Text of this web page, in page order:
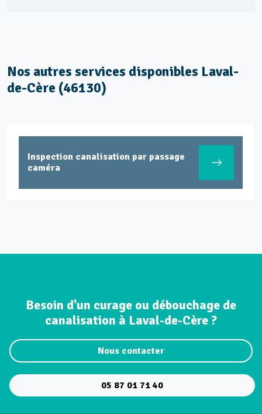
Nos autres services disponibles Laval-
de-Cère (46130)
Inspection canalisation par passage
caméra
Besoin d'un curage ou débouchage de
canalisation à Laval-de-Cère ?
Nous contacter
05 87 01 71 40